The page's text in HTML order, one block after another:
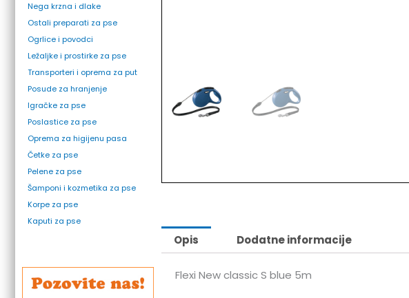
Nega krzna i dlake
Ostali preparati za pse
Ogrlice i povodci
Ležaljke i prostirke za pse
Transporteri i oprema za put
Posude za hranjenje
Igračke za pse
Poslastice za pse
Oprema za higijenu pasa
Četke za pse
Pelene za pse
Šamponi i kozmetika za pse
Korpe za pse
Kaputi za pse
Opis Dodatne informacije
Flexi New classic S blue 5m